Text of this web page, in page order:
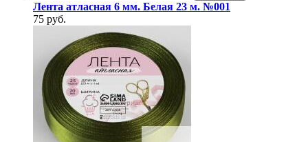
Лента атласная 6 мм. Белая 23 м. №001
75 руб.